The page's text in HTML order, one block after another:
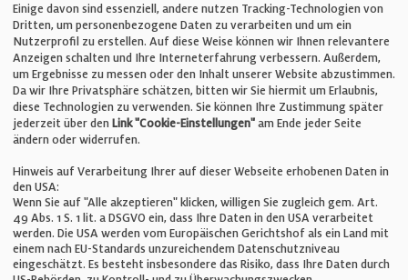
E-Mail:info@bauelemente-bau.eu
Unternehmen
Impressum
Cookie-Einstellungen
AGB
Einige davon sind essenziell, andere nutzen Tracking-Technologien von
Dritten, um personenbezogene Daten zu verarbeiten und um ein
Nutzerprofil zu erstellen. Auf diese Weise können wir Ihnen relevantere
Anzeigen schalten und Ihre Interneterfahrung verbessern. Außerdem,
um Ergebnisse zu messen oder den Inhalt unserer Website abzustimmen.
Da wir Ihre Privatsphäre schätzen, bitten wir Sie hiermit um Erlaubnis,
diese Technologien zu verwenden. Sie können Ihre Zustimmung später
jederzeit über den Link "Cookie-Einstellungen" am Ende jeder Seite
ändern oder widerrufen.
Hinweis auf Verarbeitung Ihrer auf dieser Webseite erhobenen Daten in
den USA:
Wenn Sie auf "Alle akzeptieren" klicken, willigen Sie zugleich gem. Art.
49 Abs. 1 S. 1 lit. a DSGVO ein, dass Ihre Daten in den USA verarbeitet
werden. Die USA werden vom Europäischen Gerichtshof als ein Land mit
einem nach EU-Standards unzureichendem Datenschutzniveau
eingeschätzt. Es besteht insbesondere das Risiko, dass Ihre Daten durch